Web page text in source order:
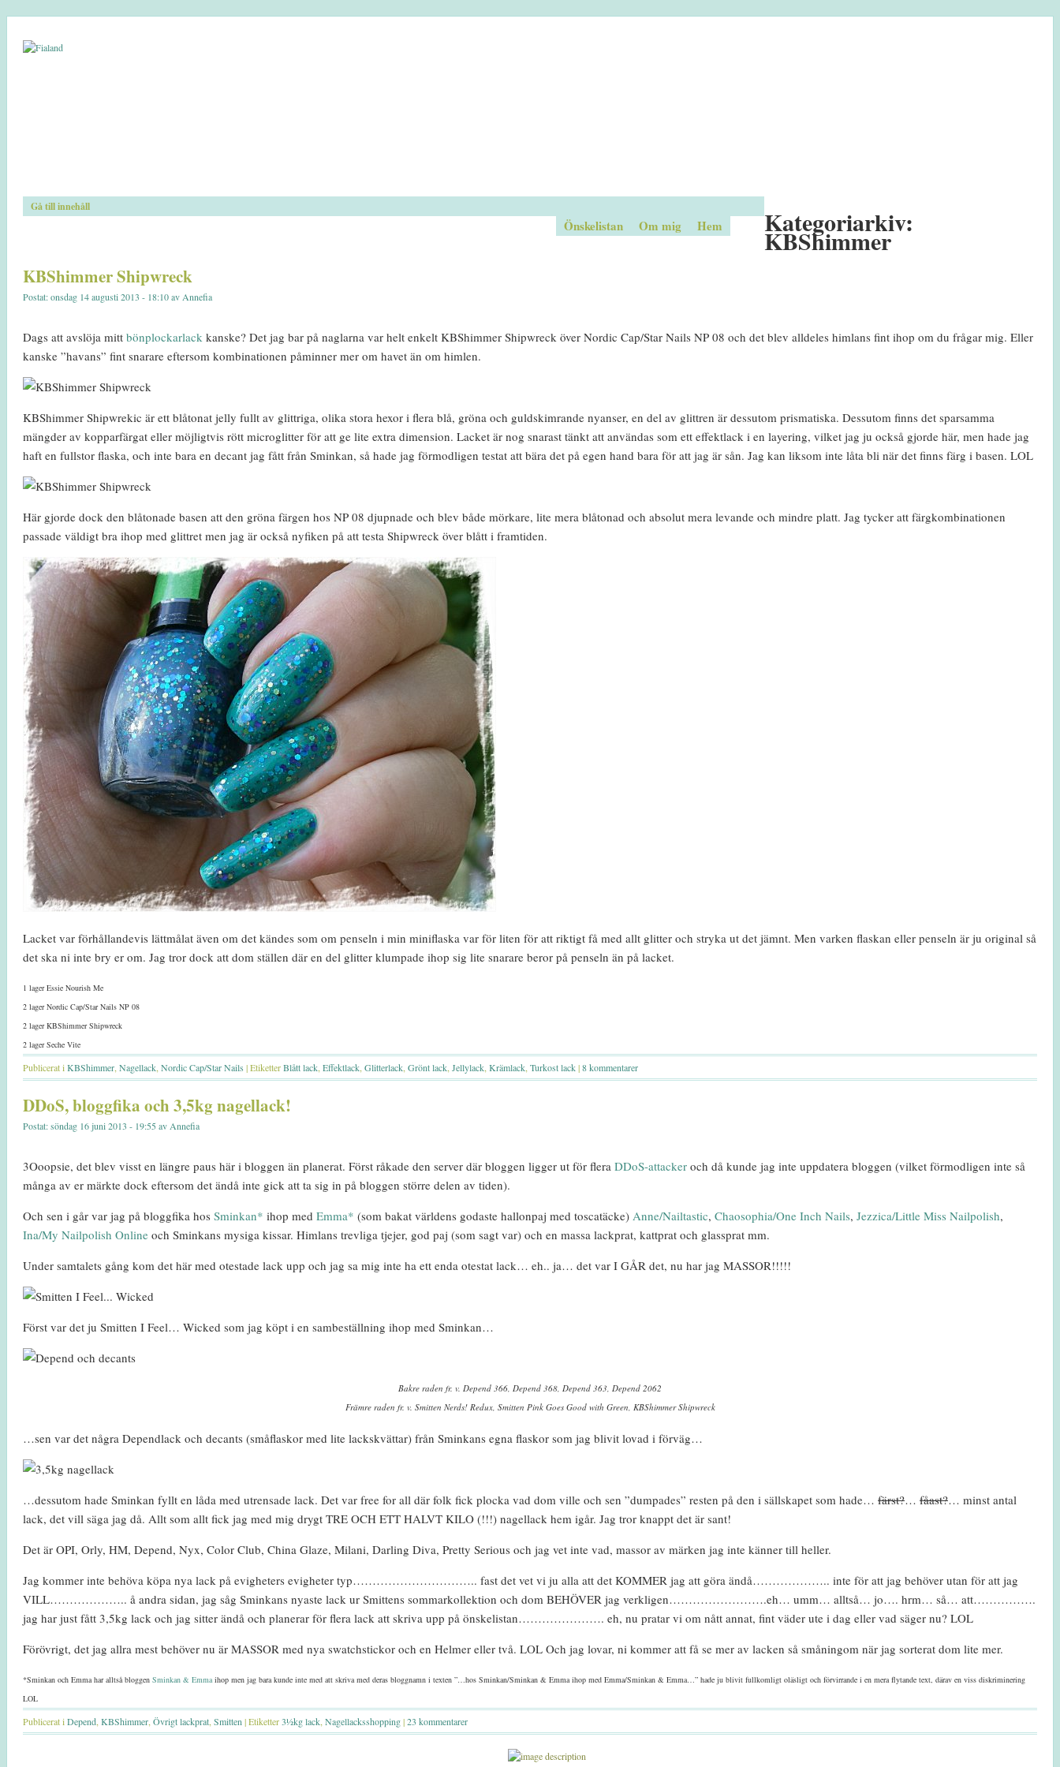
Gå till innehåll
Hem
Om mig
Önskelistan Kategoriarkiv:
KBShimmer
KBShimmer Shipwreck
Postat: onsdag 14 augusti 2013 - 18:10 av Annefia
Dags att avslöja mitt bönplockarlack kanske? Det jag bar på naglarna var helt enkelt KBShimmer Shipwreck över Nordic Cap/Star Nails NP 08 och det blev alldeles himlans fint ihop om du frågar mig. Eller
kanske ”havans” fint snarare eftersom kombinationen påminner mer om havet än om himlen.
KBShimmer Shipwrekic är ett blåtonat jelly fullt av glittriga, olika stora hexor i flera blå, gröna och guldskimrande nyanser, en del av glittren är dessutom prismatiska. Dessutom finns det sparsamma
mängder av kopparfärgat eller möjligtvis rött microglitter för att ge lite extra dimension. Lacket är nog snarast tänkt att användas som ett effektlack i en layering, vilket jag ju också gjorde här, men hade jag
haft en fullstor flaska, och inte bara en decant jag fått från Sminkan, så hade jag förmodligen testat att bära det på egen hand bara för att jag är sån. Jag kan liksom inte låta bli när det finns färg i basen. LOL
Här gjorde dock den blåtonade basen att den gröna färgen hos NP 08 djupnade och blev både mörkare, lite mera blåtonad och absolut mera levande och mindre platt. Jag tycker att färgkombinationen
passade väldigt bra ihop med glittret men jag är också nyfiken på att testa Shipwreck över blått i framtiden.
Lacket var förhållandevis lättmålat även om det kändes som om penseln i min miniflaska var för liten för att riktigt få med allt glitter och stryka ut det jämnt. Men varken flaskan eller penseln är ju original så
det ska ni inte bry er om. Jag tror dock att dom ställen där en del glitter klumpade ihop sig lite snarare beror på penseln än på lacket.
1 lager Essie Nourish Me
2 lager Nordic Cap/Star Nails NP 08
2 lager KBShimmer Shipwreck
2 lager Seche Vite
Publicerat iKBShimmer Nagellack Nordic Cap/Star Nails |EtiketterBlått lack Effektlack Glitterlack Grönt lack Jellylack Krämlack Turkost lack|8 kommentarer
DDoS, bloggfika och 3,5kg nagellack!
Postat: söndag 16 juni 2013 - 19:55 av Annefia
3Ooopsie, det blev visst en längre paus här i bloggen än planerat. Först råkade den server där bloggen ligger ut för flera DDoS-attacker och då kunde jag inte uppdatera bloggen (vilket förmodligen inte så
många av er märkte dock eftersom det ändå inte gick att ta sig in på bloggen större delen av tiden).
Och sen i går var jag på bloggfika hos Sminkan* ihop med Emma* (som bakat världens godaste hallonpaj med toscatäcke) Anne/Nailtastic, Chaosophia/One Inch Nails, Jezzica/Little Miss Nailpolish,
Ina/My Nailpolish Online och Sminkans mysiga kissar. Himlans trevliga tjejer, god paj (som sagt var) och en massa lackprat, kattprat och glassprat mm.
Under samtalets gång kom det här med otestade lack upp och jag sa mig inte ha ett enda otestat lack… eh.. ja… det var I GÅR det, nu har jag MASSOR!!!!!
Först var det ju Smitten I Feel… Wicked som jag köpt i en sambeställning ihop med Sminkan…
Bakre raden fr. v. Depend 366, Depend 368, Depend 363, Depend 2062
Främre raden fr. v. Smitten Nerds! Redux, Smitten Pink Goes Good with Green, KBShimmer Shipwreck
…sen var det några Dependlack och decants (småflaskor med lite lackskvättar) från Sminkans egna flaskor som jag blivit lovad i förväg…
…dessutom hade Sminkan fyllt en låda med utrensade lack. Det var free for all där folk fick plocka vad dom ville och sen ”dumpades” resten på den i sällskapet som hade… färst?… fåast?… minst antal
lack, det vill säga jag då. Allt som allt fick jag med mig drygt TRE OCH ETT HALVT KILO (!!!) nagellack hem igår. Jag tror knappt det är sant!
Det är OPI, Orly, HM, Depend, Nyx, Color Club, China Glaze, Milani, Darling Diva, Pretty Serious och jag vet inte vad, massor av märken jag inte känner till heller.
Jag kommer inte behöva köpa nya lack på evigheters evigheter typ………………………….. fast det vet vi ju alla att det KOMMER jag att göra ändå……………….. inte för att jag behöver utan för att jag
VILL……………….. å andra sidan, jag såg Sminkans nyaste lack ur Smittens sommarkollektion och dom BEHÖVER jag verkligen…………………….eh… umm… alltså… jo…. hrm… så… att…………….
jag har just fått 3,5kg lack och jag sitter ändå och planerar för flera lack att skriva upp på önskelistan…………………. eh, nu pratar vi om nått annat, fint väder ute i dag eller vad säger nu? LOL
Förövrigt, det jag allra mest behöver nu är MASSOR med nya swatchstickor och en Helmer eller två. LOL Och jag lovar, ni kommer att få se mer av lacken så småningom när jag sorterat dom lite mer.
*Sminkan och Emma har alltså bloggen Sminkan & Emma ihop men jag bara kunde inte med att skriva med deras bloggnamn i texten ”…hos Sminkan/Sminkan & Emma ihop med Emma/Sminkan & Emma…” hade ju blivit fullkomligt oläsligt och förvirrande i en mera flytande text, därav en viss diskriminering
LOL
Publicerat iDepend KBShimmer Övrigt lackprat Smitten |Etiketter3½kg lack Nagellacksshopping|23 kommentarer